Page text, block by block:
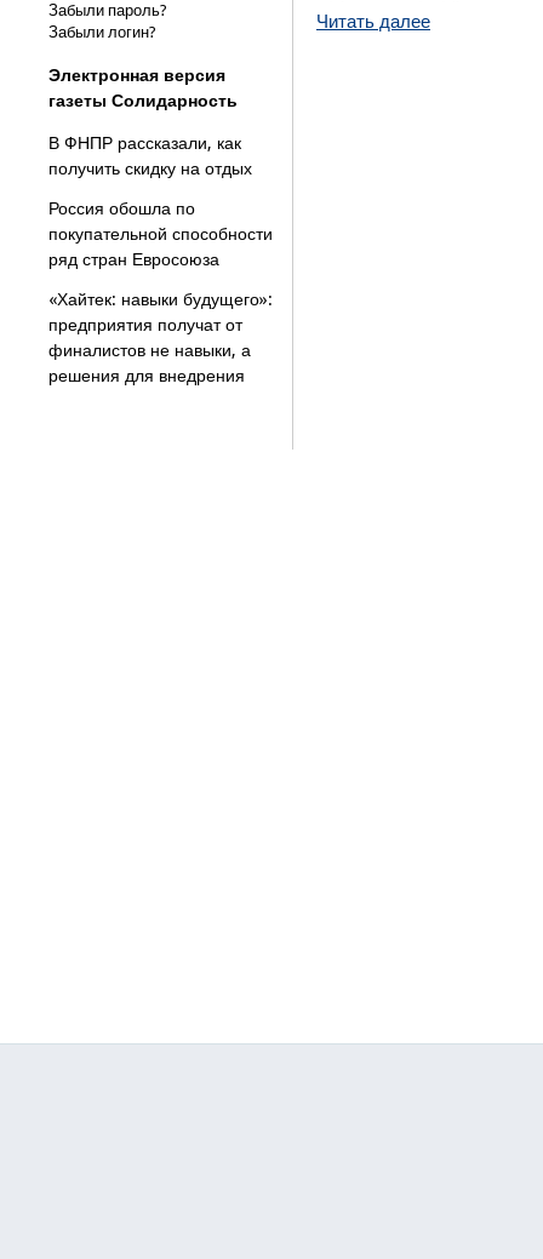
Забыли пароль?
Забыли логин?
Электронная версия
газеты Солидарность
В ФНПР рассказали, как
получить скидку на отдых
Россия обошла по
покупательной способности
ряд стран Евросоюза
«Хайтек: навыки будущего»:
предприятия получат от
финалистов не навыки, а
решения для внедрения
Читать далее